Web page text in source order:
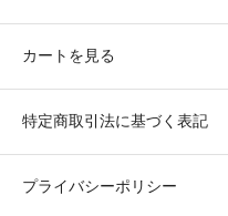
カートを見る
特定商取引法に基づく表記
プライバシーポリシー